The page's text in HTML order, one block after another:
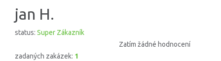
jan H.
status: Super Zákazník
Zatím žádné hodnocení
zadaných zakázek: 1